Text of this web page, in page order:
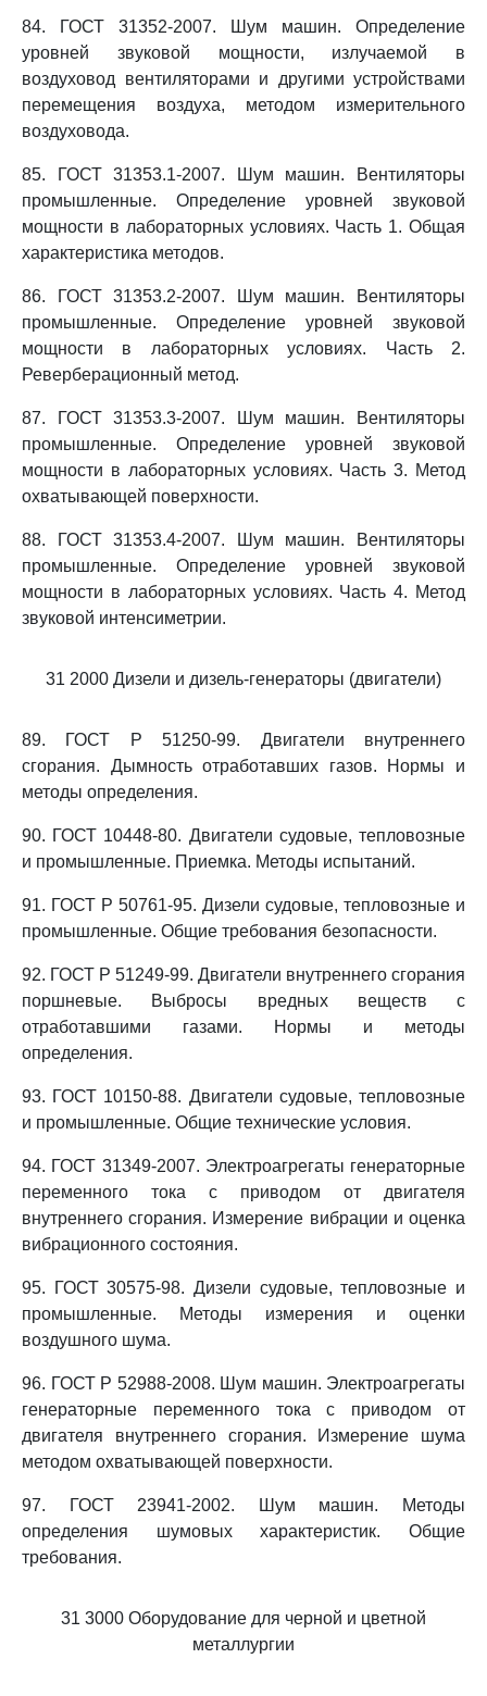
84. ГОСТ 31352-2007. Шум машин. Определение
уровней звуковой мощности, излучаемой в
воздуховод вентиляторами и другими устройствами
перемещения воздуха, методом измерительного
воздуховода.
85. ГОСТ 31353.1-2007. Шум машин. Вентиляторы
промышленные. Определение уровней звуковой
мощности в лабораторных условиях. Часть 1. Общая
характеристика методов.
86. ГОСТ 31353.2-2007. Шум машин. Вентиляторы
промышленные. Определение уровней звуковой
мощности в лабораторных условиях. Часть 2.
Реверберационный метод.
87. ГОСТ 31353.3-2007. Шум машин. Вентиляторы
промышленные. Определение уровней звуковой
мощности в лабораторных условиях. Часть 3. Метод
охватывающей поверхности.
88. ГОСТ 31353.4-2007. Шум машин. Вентиляторы
промышленные. Определение уровней звуковой
мощности в лабораторных условиях. Часть 4. Метод
звуковой интенсиметрии.
31 2000 Дизели и дизель-генераторы (двигатели)
89. ГОСТ Р 51250-99. Двигатели внутреннего
сгорания. Дымность отработавших газов. Нормы и
методы определения.
90. ГОСТ 10448-80. Двигатели судовые, тепловозные
и промышленные. Приемка. Методы испытаний.
91. ГОСТ Р 50761-95. Дизели судовые, тепловозные и
промышленные. Общие требования безопасности.
92. ГОСТ Р 51249-99. Двигатели внутреннего сгорания
поршневые. Выбросы вредных веществ с
отработавшими газами. Нормы и методы
определения.
93. ГОСТ 10150-88. Двигатели судовые, тепловозные
и промышленные. Общие технические условия.
94. ГОСТ 31349-2007. Электроагрегаты генераторные
переменного тока с приводом от двигателя
внутреннего сгорания. Измерение вибрации и оценка
вибрационного состояния.
95. ГОСТ 30575-98. Дизели судовые, тепловозные и
промышленные. Методы измерения и оценки
воздушного шума.
96. ГОСТ Р 52988-2008. Шум машин. Электроагрегаты
генераторные переменного тока с приводом от
двигателя внутреннего сгорания. Измерение шума
методом охватывающей поверхности.
97. ГОСТ 23941-2002. Шум машин. Методы
определения шумовых характеристик. Общие
требования.
31 3000 Оборудование для черной и цветной
металлургии